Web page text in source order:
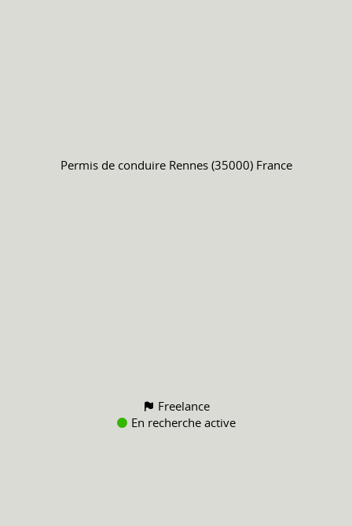
Permis de conduire Rennes (35000) France
Freelance
En recherche active